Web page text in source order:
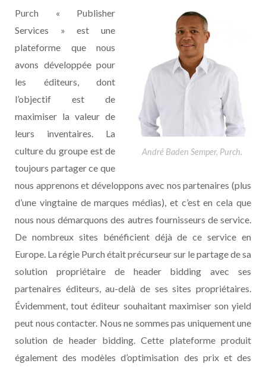
André Baden Semper, Purch.
Purch « Publisher
Services » est une
plateforme que nous
avons développée pour
les éditeurs, dont
l’objectif est de
maximiser la valeur de
leurs inventaires. La
culture du groupe est de
toujours partager ce que
nous apprenons et développons avec nos partenaires (plus
d’une vingtaine de marques médias), et c’est en cela que
nous nous démarquons des autres fournisseurs de service.
De nombreux sites bénéficient déjà de ce service en
Europe. La régie Purch était précurseur sur le partage de sa
solution propriétaire de header bidding avec ses
partenaires éditeurs, au-delà de ses sites propriétaires.
Évidemment, tout éditeur souhaitant maximiser son yield
peut nous contacter. Nous ne sommes pas uniquement une
solution de header bidding. Cette plateforme produit
également des modèles d’optimisation des prix et des